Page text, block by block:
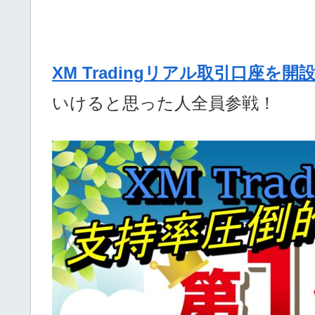
XM Tradingリアル取引口座を開
いけると思った人全員参戦！